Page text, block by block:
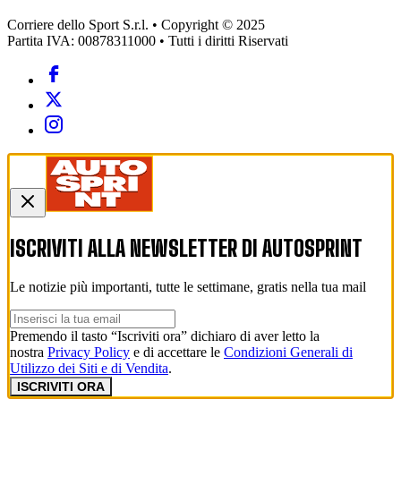
Corriere dello Sport S.r.l. • Copyright © 2025
Partita IVA: 00878311000 • Tutti i diritti Riservati
ISCRIVITI ALLA NEWSLETTER DI AUTOSPRINT
Le notizie più importanti, tutte le settimane, gratis nella tua mail
Premendo il tasto “Iscriviti ora” dichiaro di aver letto la
nostra Privacy Policy e di accettare le Condizioni Generali di
Utilizzo dei Siti e di Vendita.
ISCRIVITI ORA